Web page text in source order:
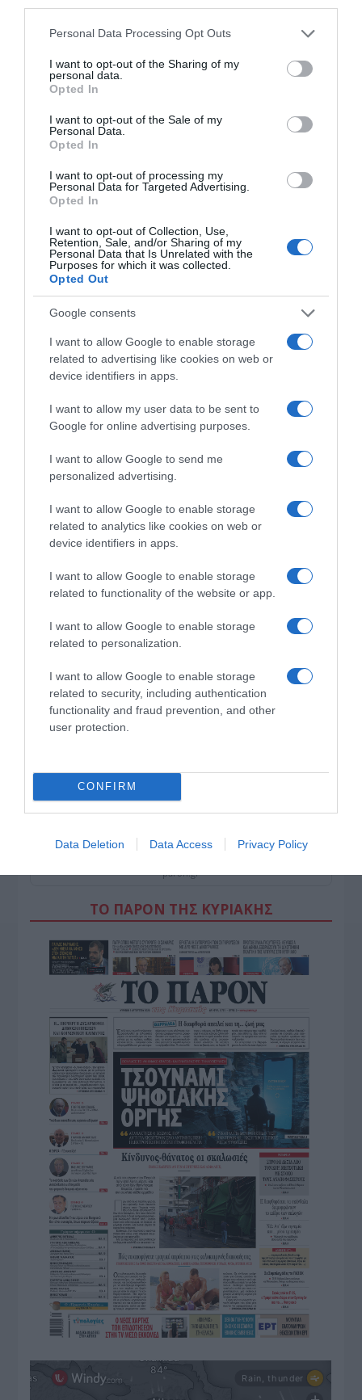
Please note that this website/app uses one or more Google
not limited to your visit or usage behaviour. You may click to
grant or deny consent to Google and its third-party tags to
use your data for below specified purposes in below Google
consent section.
Personal Data Processing Opt Outs
I want to opt-out of the Sharing of my
personal data.
Opted In
I want to opt-out of the Sale of my
Personal Data.
Opted In
I want to opt-out of processing my
Personal Data for Targeted Advertising.
Opted In
I want to opt-out of Collection, Use,
Retention, Sale, and/or Sharing of my
Personal Data that Is Unrelated with the
Purposes for which it was collected.
Opted Out
Google consents
I want to allow Google to enable storage
related to advertising like cookies on web or
device identifiers in apps.
I want to allow my user data to be sent to
Google for online advertising purposes.
I want to allow Google to send me
personalized advertising.
I want to allow Google to enable storage
related to analytics like cookies on web or
device identifiers in apps.
I want to allow Google to enable storage
related to functionality of the website or app.
I want to allow Google to enable storage
related to personalization.
I want to allow Google to enable storage
related to security, including authentication
functionality and fraud prevention, and other
user protection.
CONFIRM
Data Deletion Data Access Privacy Policy
ΠΑΟΚ – Άντερλεχτ LIVE: Η τηλεοπτική μετάδοση του
αγώνα (OPEN)
Στη Μύκονο βρίσκεται η Nicole Kidman: Γεύμα στο
Ρένα Δούρου: Θολή συμφωνία που αφήνει ανοικτά
Ελλάδας έναντι της τουρκικής επιθετικότητας
Ο Μιλάν Βιτάλις στην ΑΕΚ μέχρι το 2030! Ο νέος
ηγέτης;
PAOK On Fire: Ψάχνει το «μπαμ» με την Άντερλεχτ
Λίνα Μενδώνη: Αυτοψία στα Αιγόσθενα, στο αρχαίο
φρούριο, στα βυζαντινά και μεταβυζαντινά μνημεία
ΔΕΙΤΕ ΤΗΝ ΚΙΝΗΣΗ ΣΤΟΥΣ ΔΡΌΜΟΥΣ
Κίνηση Τώρα: Live Χάρτης Αθήνας
paron.gr
ΤΟ ΠΑΡΟΝ ΤΗΣ ΚΥΡΙΑΚΗΣ